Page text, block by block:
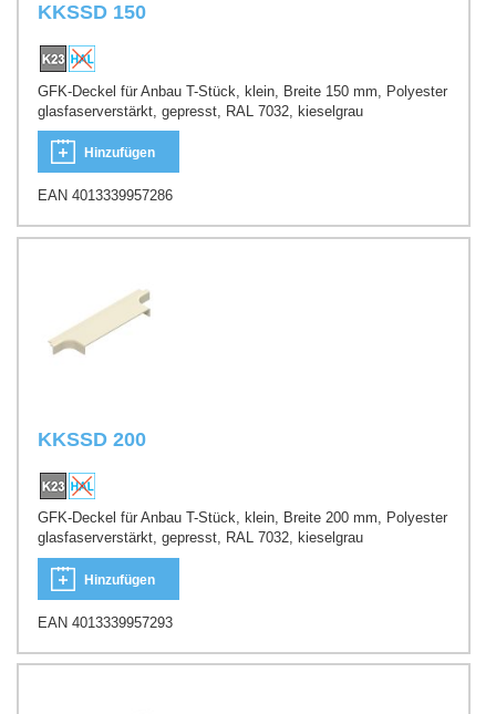
KKSSD 150
GFK-Deckel für Anbau T-Stück, klein, Breite 150 mm, Polyester
glasfaserverstärkt, gepresst, RAL 7032, kieselgrau
Hinzufügen
EAN 4013339957286
KKSSD 200
GFK-Deckel für Anbau T-Stück, klein, Breite 200 mm, Polyester
glasfaserverstärkt, gepresst, RAL 7032, kieselgrau
Hinzufügen
EAN 4013339957293